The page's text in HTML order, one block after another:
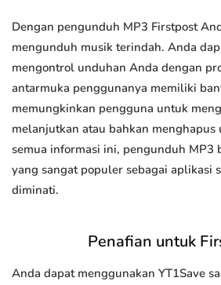
Dengan pengunduh MP3 Firstpost
mengunduh musik terindah. Anda
mengontrol unduhan Anda dengan
antarmuka penggunanya memiliki
memungkinkan pengguna untuk
melanjutkan atau bahkan
semua informasi ini, pengunduh MP3
yang sangat populer sebagai aplikasi
diminati.
Penafian untuk
Anda dapat menggunakan YT1Save